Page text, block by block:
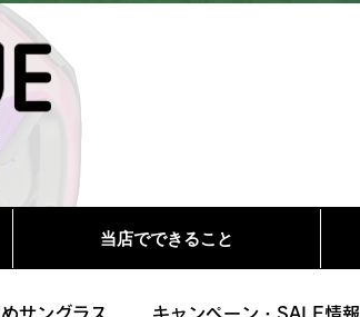
当店でできること